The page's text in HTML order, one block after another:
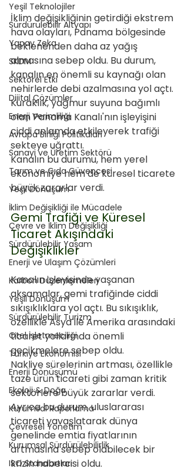
Yeşil Teknolojiler
Sürdürülebilir Altyapı
Yapay Zeka
SKDM
Sektörel Etki
Dijital Çözümler
Enerji Verimliliği
Avrupa Birliği Politikaları
Sanayi ve Üretim Sektörü
Tarım ve Gıda Güvencesi
Yeşil Dönüşüm
İklim Değişikliği ile Mücadele
Çevre ve İklim Değişikliği
Sürdürülebilir Yaşam
Enerji ve Ulaşım Çözümleri
Karbon Düzenlemeleri
Yeşil Dönüşüm
Sürdürülebilir Turizm
Otel İşletmeciliği
Türkiye Ekonomisi
Enerji Dönüşümü
Ekoloji & Doğa
Kurumsal Raporlama
Çevresel Yönetim
Kurumsal Sürdürülebilirlik
ISO Standartları
İklim değişikliğinin getirdiği ekstrem
hava olayları, Panama bölgesinde
beklenenden daha az yağış
almasına sebep oldu. Bu durum,
kanalın en önemli su kaynağı olan
nehirlerde debi azalmasına yol açtı.
Kuraklık, yağmur suyuna bağımlı
olan Panama Kanalı'nın işleyişini
ciddi anlamda etkileyerek trafiği
sekteye uğrattı.
Kanalın bu durumu, hem yerel
ekonomiye hem de küresel ticarete
büyük zararlar verdi.
Gemi Trafiği ve Küresel
Ticaret Akışındaki
Değişiklikler
Kanalın işleyişinde yaşanan
aksamalar, gemi trafiğinde ciddi
sıkışıklıklara yol açtı. Bu sıkışıklık,
özellikle Asya ile Amerika arasındaki
ticaret yollarında önemli
gecikmelere sebep oldu.
Nakliye sürelerinin artması, özellikle
taze ürün ticareti gibi zaman kritik
sektörlere büyük zararlar verdi.
Ayrıca bu durum, uluslararası
ticareti yavaşlatarak dünya
genelinde emtia fiyatlarının
artmasına sebep olabilecek bir
krizin habercisi oldu.